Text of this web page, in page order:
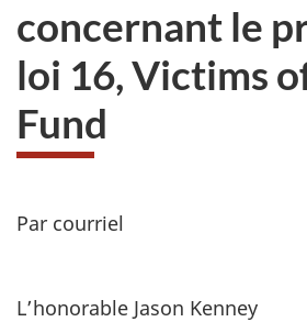
concernant le
loi 16, Victims
Fund
Par courriel
L’honorable Jason Kenney